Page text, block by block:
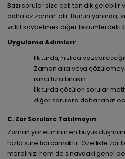
Bazı sorular size çok tanıdık gelebilir
daha az zaman alır. Bunun yanında,
vakit kaybetmek diğer bölümlerdeki
Uygulama Adımları:
İlk turda, hızlıca
Zaman alıcı veya
ikinci tura bırakın.
İlk turda çözülen sorular
diğer sorulara daha rahat
C. Zor Sorulara Takılmayın
Zaman yönetiminin en büyük
fazla süre harcamaktır. Özellikle zor
moralinizi hem de sınavdaki genel